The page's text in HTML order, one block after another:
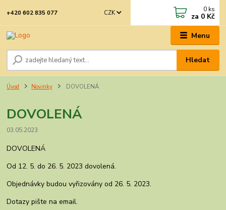
Menu
CZK
Hledat
+420 602 835 077 0 ks
za 0 Kč
Úvod Novinky DOVOLENÁ
DOVOLENÁ
03.05.2023
DOVOLENÁ
Od 12. 5. do 26. 5. 2023 dovolená.
Objednávky budou vyřizovány od 26. 5. 2023.
Dotazy pište na email.